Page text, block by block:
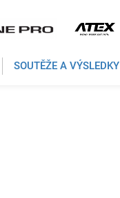
SOUTĚŽE A VÝSLEDKY